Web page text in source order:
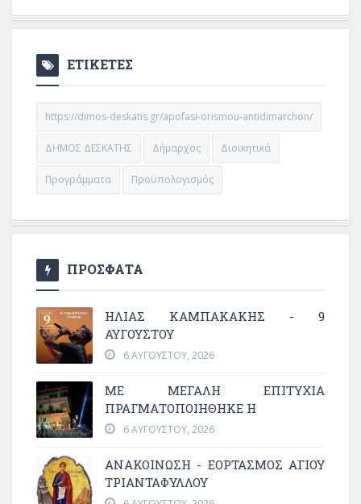
ΕΤΙΚΕΤΕΣ
https://dimos-deskatis.gr/apofasi-orismou-antidimarchon/
ΔΗΜΟΣ ΔΕΣΚΑΤΗΣ Δήμαρχος Διοικητικά
Προγράμματα Προϋπολογισμός
ΠΡΟΣΦΑΤΑ
ΗΛΙΑΣ ΚΑΜΠΑΚΑΚΗΣ - 9
ΑΥΓΟΥΣΤΟΥ
6 ΑΥΓΟΎΣΤΟΥ, 2026
ΜΕ ΜΕΓΆΛΗ ΕΠΙΤΥΧΊΑ
ΠΡΑΓΜΑΤΟΠΟΙΉΘΗΚΕ Η
6 ΑΥΓΟΎΣΤΟΥ, 2026
ΑΝΑΚΟΙΝΩΣΗ - ΕΟΡΤΑΣΜΟΣ ΑΓΙΟΥ
ΤΡΙΑΝΤΑΦΥΛΛΟΥ